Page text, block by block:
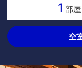
1 部屋
空